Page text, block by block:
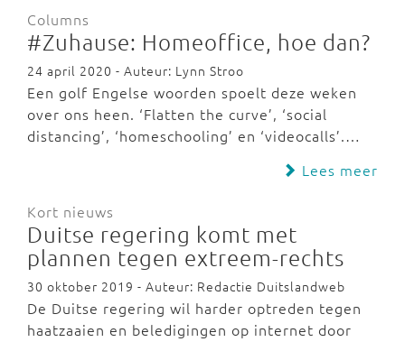
Columns
#Zuhause: Homeoffice, hoe dan?
24 april 2020 - Auteur: Lynn Stroo
Een golf Engelse woorden spoelt deze weken
over ons heen. ‘Flatten the curve’, ‘social
distancing’, ‘homeschooling’ en ‘videocalls’.…
Lees meer
Kort nieuws
Duitse regering komt met
plannen tegen extreem-rechts
30 oktober 2019 - Auteur: Redactie Duitslandweb
De Duitse regering wil harder optreden tegen
haatzaaien en beledigingen op internet door